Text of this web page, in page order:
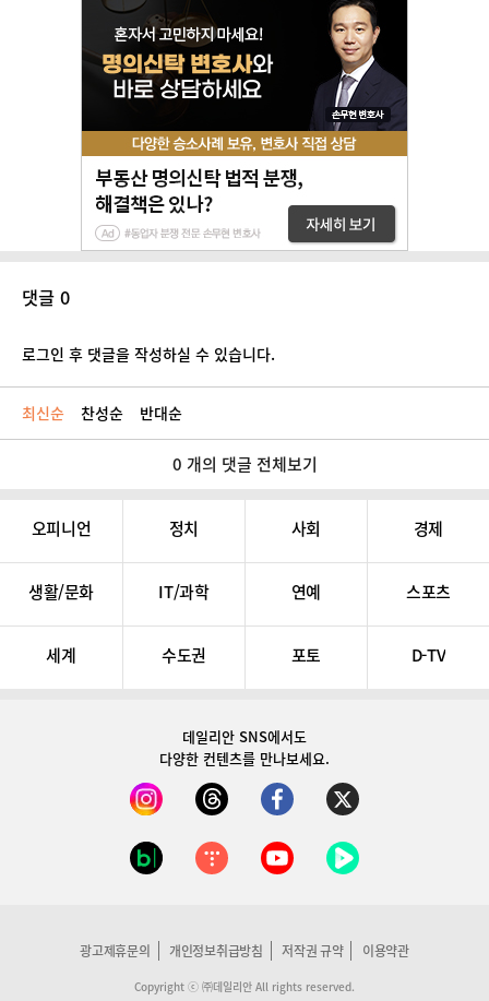
댓글 0
로그인 후 댓글을 작성하실 수 있습니다.
최신순 찬성순 반대순
0 개의 댓글 전체보기
오피니언 정치 사회 경제
생활/문화 IT/과학 연예 스포츠
세계 수도권 포토 D-TV
데일리안 SNS에서도
다양한 컨텐츠를 만나보세요.
광고제휴문의 개인정보취급방침 저작권 규약 이용약관
Copyright ⓒ ㈜데일리안 All rights reserved.